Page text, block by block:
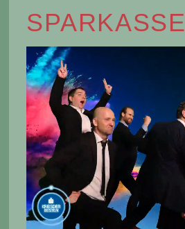
SPARKASSE